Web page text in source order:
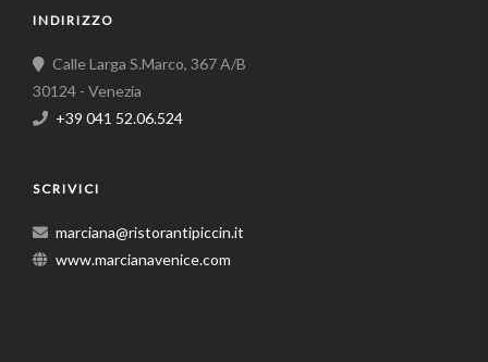
INDIRIZZO
Calle Larga S.Marco, 367 A/B
30124 - Venezia
+39 041 52.06.524
SCRIVICI
marciana@ristorantipiccin.it
www.marcianavenice.com